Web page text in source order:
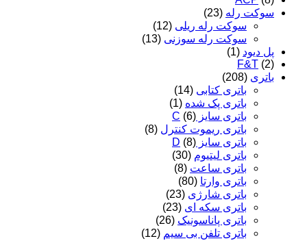
سوکت رله (23)
سوکت رله ریلی (12)
سوکت رله سوزنی (13)
پل دیود (1)
F&T (2)
باتری (208)
باتری کتابی (14)
باتری پک شده (1)
باتری سایز C (6)
باتری ریموت کنترل (8)
باتری سایز D (8)
باتری لیتیوم (30)
باتری ساعت (8)
باتری وارتا (80)
باتری شارژی (23)
باتری سکه ای (23)
باتری پاناسونیک (26)
باتری تلفن بی سیم (12)